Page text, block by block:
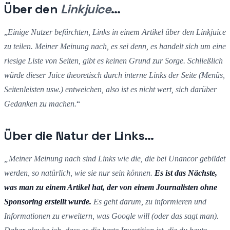
Über den Linkjuice…
„Einige Nutzer befürchten, Links in einem Artikel über den Linkjuice
zu teilen. Meiner Meinung nach, es sei denn, es handelt sich um eine
riesige Liste von Seiten, gibt es keinen Grund zur Sorge. Schließlich
würde dieser Juice theoretisch durch interne Links der Seite (Menüs,
Seitenleisten usw.) entweichen, also ist es nicht wert, sich darüber
Gedanken zu machen.“
Über die Natur der Links…
„Meiner Meinung nach sind Links wie die, die bei Unancor gebildet
werden, so natürlich, wie sie nur sein können. Es ist das Nächste,
was man zu einem Artikel hat, der von einem Journalisten ohne
Sponsoring erstellt wurde. Es geht darum, zu informieren und
Informationen zu erweitern, was Google will (oder das sagt man).